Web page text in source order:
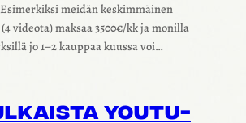
meidän keskim­mäi­nen
videota) maksaa 3500€/kk ja monilla
jo 1–2 kaup­paa kuussa voi…
YOUTU­